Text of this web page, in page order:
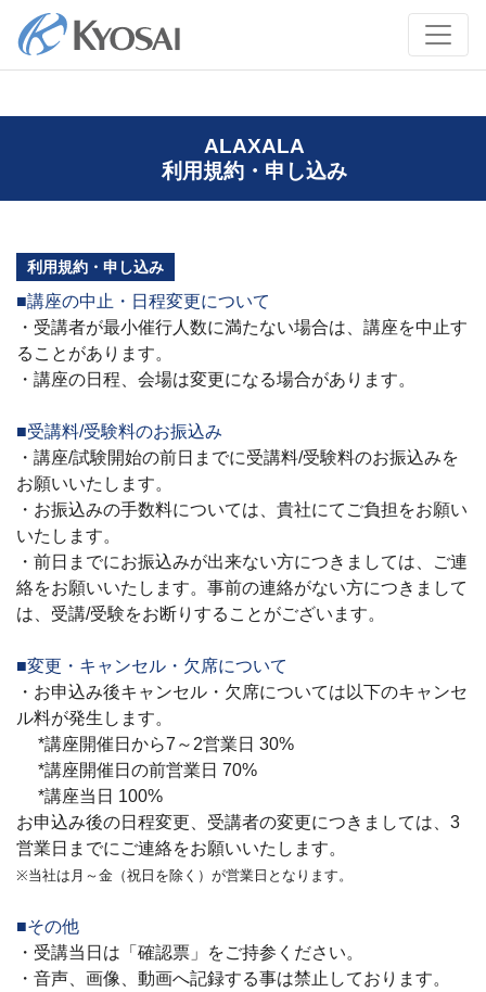
ALAXALA
利用規約・申し込み
利用規約・申し込み
■講座の中止・日程変更について
・受講者が最小催行人数に満たない場合は、講座を中止す
ることがあります。
・講座の日程、会場は変更になる場合があります。
■受講料/受験料のお振込み
・講座/試験開始の前日までに受講料/受験料のお振込みを
お願いいたします。
・お振込みの手数料については、貴社にてご負担をお願い
いたします。
・前日までにお振込みが出来ない方につきましては、ご連
絡をお願いいたします。事前の連絡がない方につきまして
は、受講/受験をお断りすることがございます。
■変更・キャンセル・欠席について
・お申込み後キャンセル・欠席については以下のキャンセ
ル料が発生します。
*講座開催日から7～2営業日 30%
*講座開催日の前営業日 70%
*講座当日 100%
お申込み後の日程変更、受講者の変更につきましては、3
営業日までにご連絡をお願いいたします。
※当社は月～金（祝日を除く）が営業日となります。
■その他
・受講当日は「確認票」をご持参ください。
・音声、画像、動画へ記録する事は禁止しております。